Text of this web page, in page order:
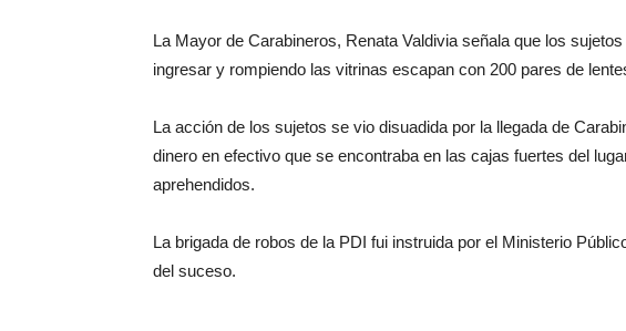
La Mayor de Carabineros, Renata Valdivia señala que los
ingresar y rompiendo las vitrinas escapan con 200 pares de
La acción de los sujetos se vio disuadida por la llegada de
dinero en efectivo que se encontraba en las cajas fuertes del
aprehendidos.
La brigada de robos de la PDI fui instruida por el Ministerio
del suceso.